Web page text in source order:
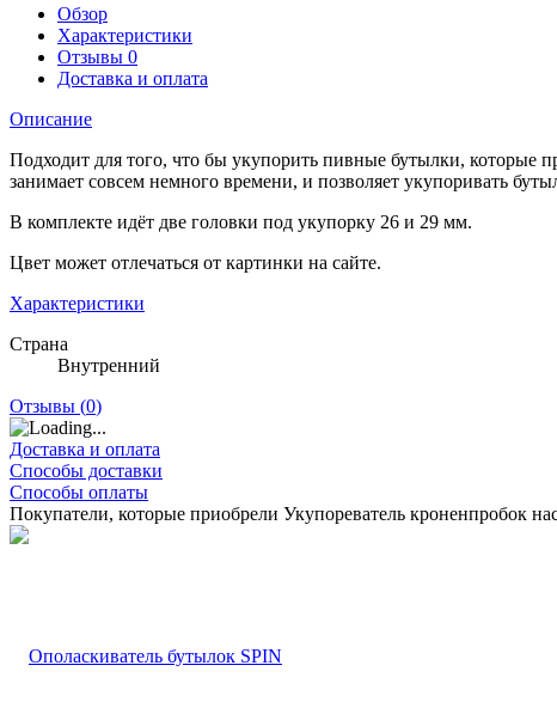
Обзор
Характеристики
Отзывы 0
Доставка и оплата
Описание
Подходит для того, что бы укупорить пивные бутылки, которые
занимает совсем немного времени, и позволяет укупоривать
В комплекте идёт две головки под укупорку 26 и 29 мм.
Цвет может отлечаться от картинки на сайте.
Характеристики
Страна
Внутренний
Отзывы (0)
Доставка и оплата
Способы доставки
Способы оплаты
Покупатели, которые приобрели Укупореватель кроненпробок